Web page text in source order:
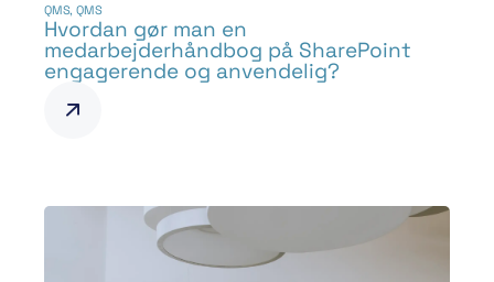
QMS,QMS
Hvordan gør man en
medarbejderhåndbog på SharePoint
engagerende og anvendelig?